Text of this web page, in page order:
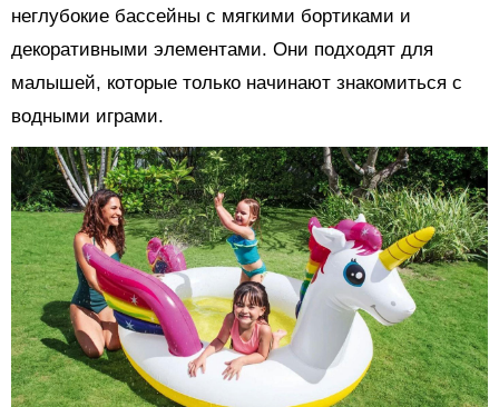
неглубокие бассейны с мягкими бортиками и
декоративными элементами. Они подходят для
малышей, которые только начинают знакомиться с
водными играми.